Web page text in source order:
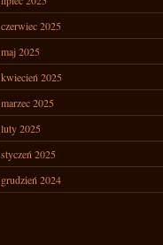
czerwiec 2025
maj 2025
kwiecień 2025
marzec 2025
luty 2025
styczeń 2025
grudzień 2024